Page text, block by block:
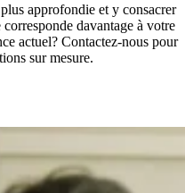
approfondie et y consacrer
davantage à votre
actuel? Contactez-nous pour
sur mesure.